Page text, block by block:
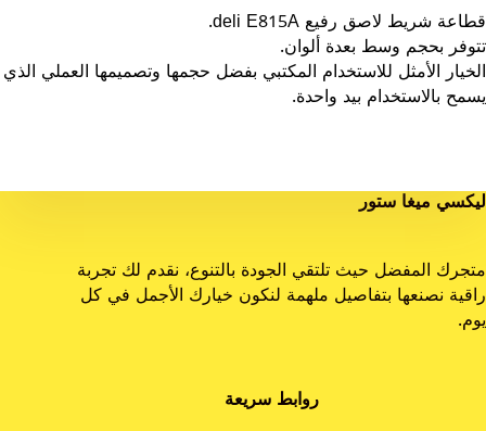
قطاعة شريط لاصق رفيع deli E815A.
تتوفر بحجم وسط بعدة ألوان.
الخيار الأمثل للاستخدام المكتبي بفضل حجمها وتصميمها العملي الذي
يسمح بالاستخدام بيد واحدة.
ليكسي ميغا ستور
متجرك المفضل حيث تلتقي الجودة بالتنوع، نقدم لك تجربة
راقية نصنعها بتفاصيل ملهمة لنكون خيارك الأجمل في كل
يوم.
روابط سريعة